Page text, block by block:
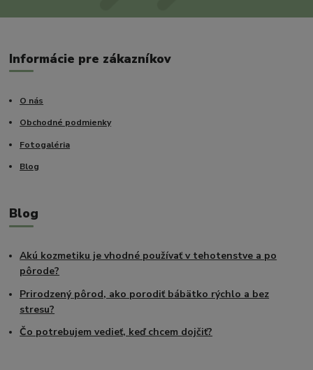
Informácie pre zákazníkov
O nás
Obchodné podmienky
Fotogaléria
Blog
Blog
Akú kozmetiku je vhodné používať v tehotenstve a po
pôrode?
Prirodzený pôrod, ako porodiť bábätko rýchlo a bez
stresu?
Čo potrebujem vedieť, keď chcem dojčiť?